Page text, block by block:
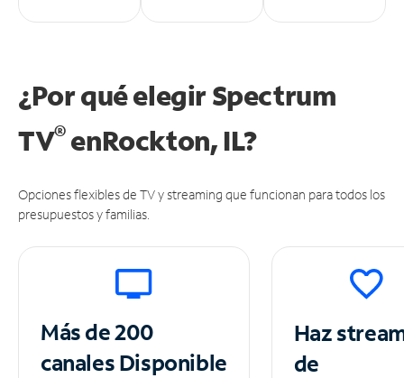
¿Por qué elegir Spectrum
TV®enRockton, IL?
Opciones flexibles de TV y streaming que funcionan para todos los
presupuestos y familias.
Más de 200
canalesDisponible
Haz
de